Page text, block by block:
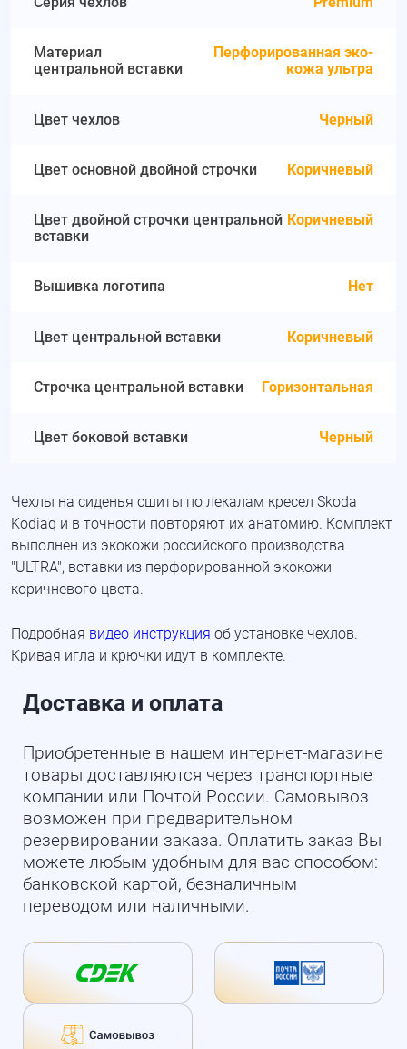
Материал
центральной вставки
Перфорированная эко-
кожа ультра
Цвет чехлов Черный
Цвет основной двойной строчки Коричневый
Цвет двойной строчки центральной
вставки
Коричневый
Вышивка логотипа Нет
Цвет центральной вставки Коричневый
Строчка центральной вставки Горизонтальная
Цвет боковой вставки Черный
Чехлы на сиденья сшиты по лекалам кресел Skoda
Kodiaq и в точности повторяют их анатомию. Комплект
выполнен из экокожи российского производства
"ULTRA", вставки из перфорированной экокожи
коричневого цвета.
Подробная видео инструкция об установке чехлов.
Кривая игла и крючки идут в комплекте.
Доставка и оплата
Приобретенные в нашем интернет-магазине
товары доставляются через транспортные
компании или Почтой России. Самовывоз
возможен при предварительном
резервировании заказа. Оплатить заказ Вы
можете любым удобным для вас способом:
банковской картой, безналичным
переводом или наличными.